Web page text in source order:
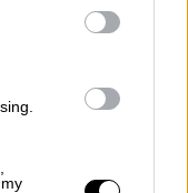
ανεξάρτητη